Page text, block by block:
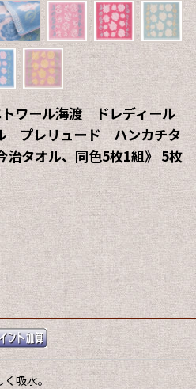
トワール海渡 ドレディール
プレリュード ハンカチタ
タオル、同色5枚1組》 5枚
く吸水。